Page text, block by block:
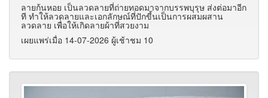
ลายก้นหอย เป็นลวดลายที่ถ่ายทอดมาจากบรรพบุรุษ ส่งต่อมาอีก
ที ทำให้ลวดลายและเอกลักษณ์ที่ปักขี้นเป็นการผสมผสาน
ลวดลาย เพื่อให้เกิดลายผ้าที่สวยงาม
เผยแพร่เมื่อ 14-07-2026 ผู้เช้าชม 10